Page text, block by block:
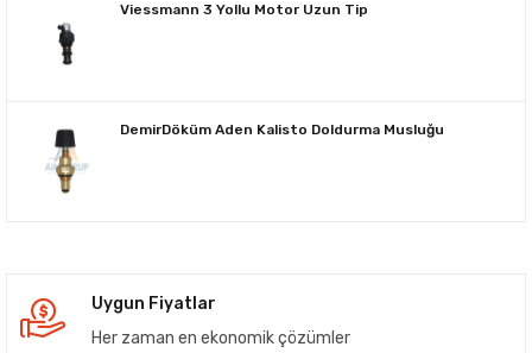
Viessmann 3 Yollu Motor Uzun Tip
DemirDöküm Aden Kalisto Doldurma Musluğu
Uygun Fiyatlar
Her zaman en ekonomik çözümler